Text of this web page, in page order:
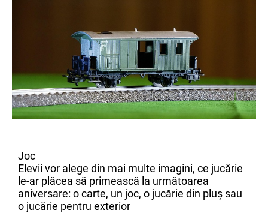
Joc
Elevii vor alege din mai multe imagini, ce jucărie
le-ar plăcea să primească la următoarea
aniversare: o carte, un joc, o jucărie din pluș sau
o jucărie pentru exterior